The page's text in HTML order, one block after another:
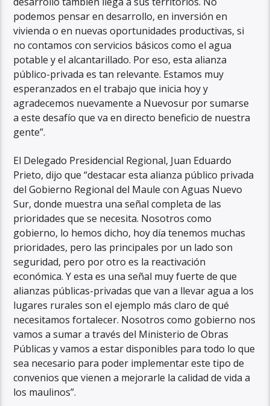
podemos pensar en desarrollo, en inversión en
vivienda o en nuevas oportunidades productivas, si
no contamos con servicios básicos como el agua
potable y el alcantarillado. Por eso, esta alianza
público-privada es tan relevante. Estamos muy
esperanzados en el trabajo que inicia hoy y
agradecemos nuevamente a Nuevosur por sumarse
a este desafío que va en directo beneficio de nuestra
gente”.
El Delegado Presidencial Regional, Juan Eduardo
Prieto, dijo que “destacar esta alianza público privada
del Gobierno Regional del Maule con Aguas Nuevo
Sur, donde muestra una señal completa de las
prioridades que se necesita. Nosotros como
gobierno, lo hemos dicho, hoy día tenemos muchas
prioridades, pero las principales por un lado son
seguridad, pero por otro es la reactivación
económica. Y esta es una señal muy fuerte de que
alianzas públicas-privadas que van a llevar agua a los
lugares rurales son el ejemplo más claro de qué
necesitamos fortalecer. Nosotros como gobierno nos
vamos a sumar a través del Ministerio de Obras
Públicas y vamos a estar disponibles para todo lo que
sea necesario para poder implementar este tipo de
convenios que vienen a mejorarle la calidad de vida a
los maulinos”.